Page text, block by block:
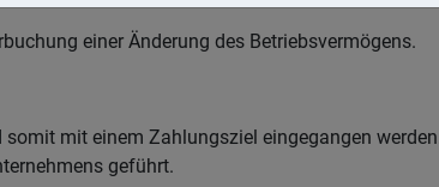
einer Änderung des Betriebsvermögens.
mit einem Zahlungsziel eingegangen
geführt.